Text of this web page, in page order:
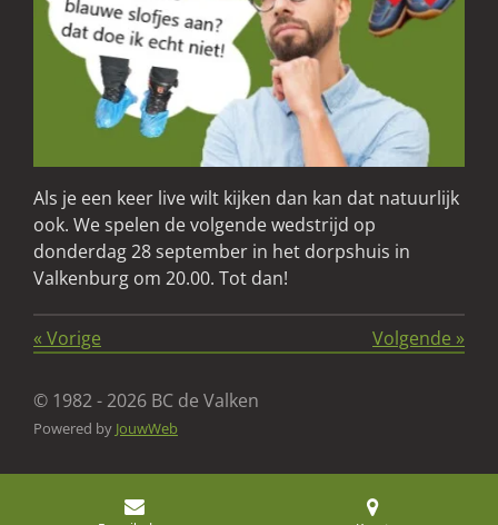
Als je een keer live wilt kijken dan kan dat natuurlijk
ook. We spelen de volgende wedstrijd op
donderdag 28 september in het dorpshuis in
Valkenburg om 20.00. Tot dan!
« Vorige Volgende »
© 1982 - 2026 BC de Valken
Powered by JouwWeb